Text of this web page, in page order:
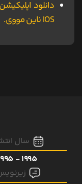
IOS ناین مووی.
سال
1995 - 1995